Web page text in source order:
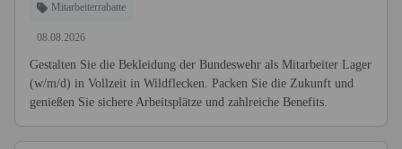
Mitarbeiterrabatte
08.08.2026
Gestalten Sie die Bekleidung der Bundeswehr als Mitarbeiter Lager
(w/m/d) in Vollzeit in Wildflecken. Packen Sie die Zukunft und
genießen Sie sichere Arbeitsplätze und zahlreiche Benefits.